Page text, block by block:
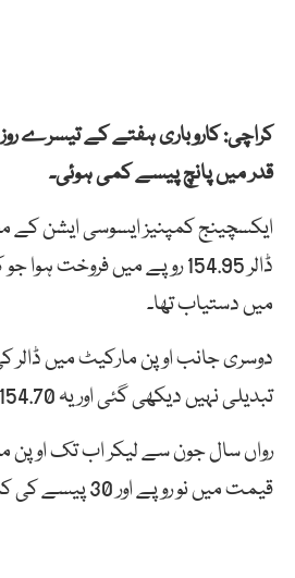
کراچی: کاروباری ہفتے کے تیسرے روز
قدر میں پانچ پیسے کمی ہوئی۔
ایکسچینج کمپنیز ایسوسی ایشن کے
میں دستیاب تھا۔
دوسری جانب اوپن مارکیٹ میں
تبدیلی نہیں دیکھی گئی اور یہ 154.70 روپے میں فروخت ہوا۔
رواں سال جون سے لیکر اب تک اوپن
قیمت میں نو روپے اور 30 پیسے کی کمی ہوچکی ہے۔